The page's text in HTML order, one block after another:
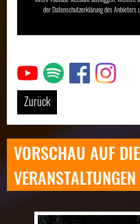
der Datenschutzerklärung des Anbieters
Link Link Link
Link
Zurück
VORSCHAU AUF
VERANSTALTUNGEN